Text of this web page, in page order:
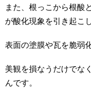
また、根っこから根酸
が酸化現象を引き起こし
表面の塗膜や瓦を脆弱
美観を損なうだけでな
んです。